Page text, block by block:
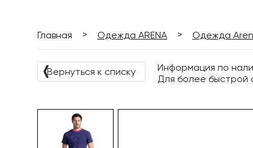
Главная > Одежда ARENA > Одежда
❬Вернуться к списку
Информация по
Для более быстрой